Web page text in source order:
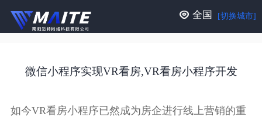
全国 [切换城市]
微信小程序实现VR看房,VR看房小程序开发
如今VR看房小程序已然成为房企进行线上营销的重